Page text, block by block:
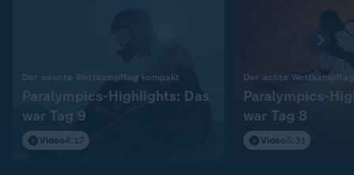
Der neunte Wettkampftag kompakt
Paralympics-Highlights: Das
war Tag 9
Video4:17
Der achte
Paralympics-
war Tag 8
Video5:31